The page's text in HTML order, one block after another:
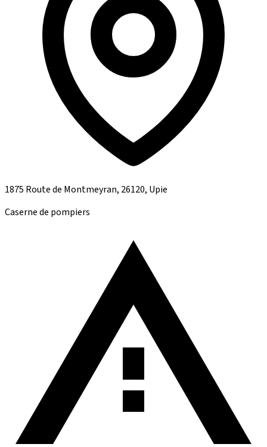
1875 Route de Montmeyran, 26120, Upie
Caserne de pompiers